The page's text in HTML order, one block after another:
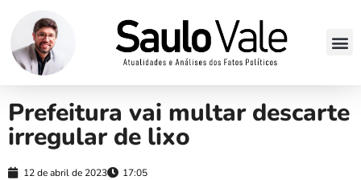
Prefeitura vai multar descarte
irregular de lixo
12 de abril de 2023 17:05